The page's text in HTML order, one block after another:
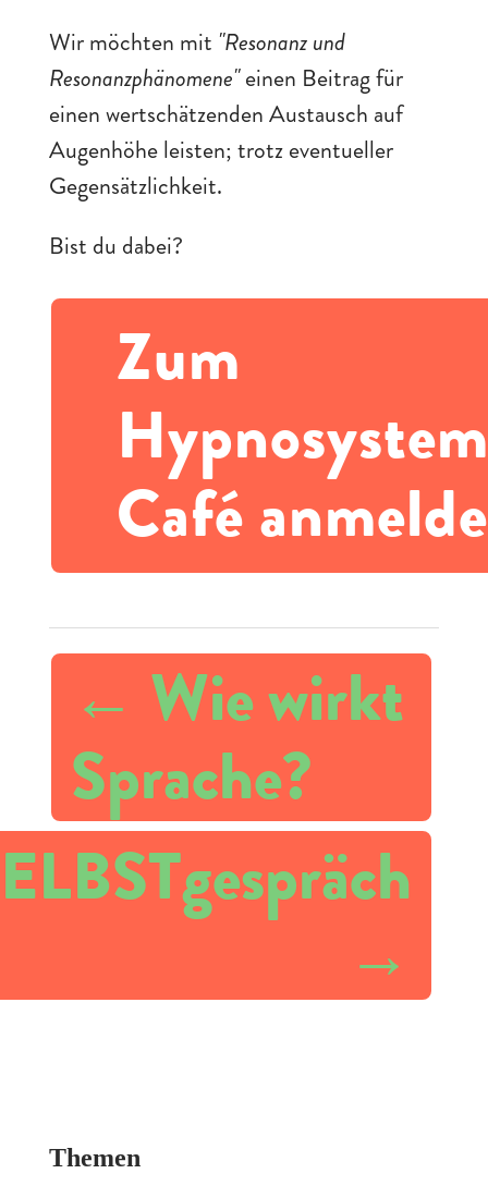
Wir möchten mit "Resonanz und
Resonanzphänomene"einen Beitrag für
einen wertschätzenden Austausch auf
Augenhöhe leisten; trotz eventueller
Gegensätzlichkeit.
Bist du dabei?
Zum
Café
← Wie wirkt
Sprache?
→
Themen